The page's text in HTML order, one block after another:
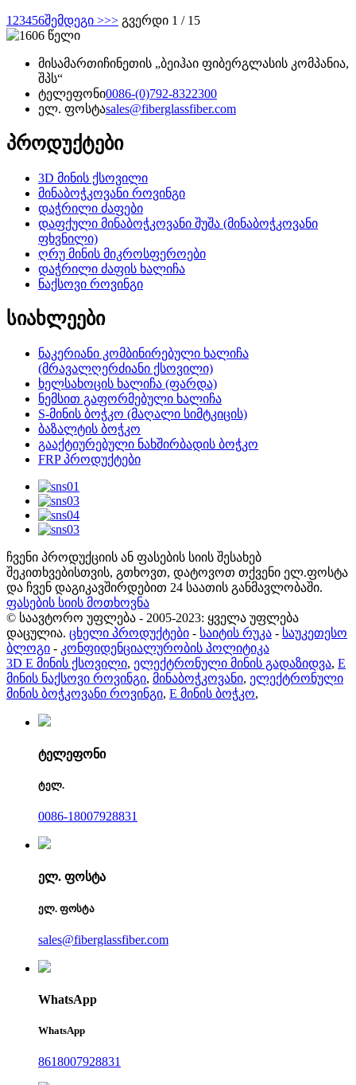
1 23456შემდეგი >>> გვერდი 1 / 15
მისამართიჩინეთის „ბეიჰაი ფიბერგლასის კომპანია,
შპს“
ტელეფონი0086-(0)792-8322300
ელ. ფოსტაsales@fiberglassfiber.com
პროდუქტები
3D მინის ქსოვილი
მინაბოჭკოვანი როვინგი
დაჭრილი ძაფები
დაფქული მინაბოჭკოვანი შუშა (მინაბოჭკოვანი
ფხვნილი)
ღრუ მინის მიკროსფეროები
დაჭრილი ძაფის ხალიჩა
ნაქსოვი როვინგი
სიახლეები
ნაკერიანი კომბინირებული ხალიჩა
(მრავალღერძიანი ქსოვილი)
ხელსახოცის ხალიჩა (ფარდა)
ნემსით გაფორმებული ხალიჩა
S-მინის ბოჭკო (მაღალი სიმტკიცის)
ბაზალტის ბოჭკო
გააქტიურებული ნახშირბადის ბოჭკო
FRP პროდუქტები
ჩვენი პროდუქციის ან ფასების სიის შესახებ
შეკითხვებისთვის, გთხოვთ, დატოვოთ თქვენი ელ.ფოსტა
და ჩვენ დაგიკავშირდებით 24 საათის განმავლობაში.
ფასების სიის მოთხოვნა
© საავტორო უფლება - 2005-2023: ყველა უფლება
დაცულია. ცხელი პროდუქტები - საიტის რუკა - საუკეთესო
ბლოგი - კონფიდენციალურობის პოლიტიკა
3D E მინის ქსოვილი, ელექტრონული მინის გადაზიდვა, E
მინის ნაქსოვი როვინგი, მინაბოჭკოვანი, ელექტრონული
მინის ბოჭკოვანი როვინგი, E მინის ბოჭკო,
ტელეფონი
ტელ.
0086-18007928831
ელ. ფოსტა
ელ. ფოსტა
sales@fiberglassfiber.com
WhatsApp
WhatsApp
8618007928831